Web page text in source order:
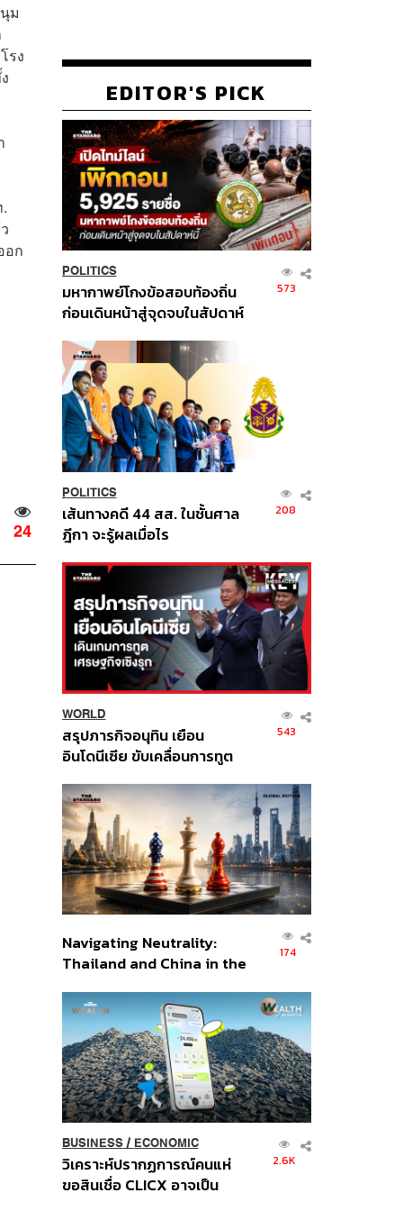
ม
รง
อก
24
EDITOR'S PICK
POLITICS
มหากาพย์โกงข้อสอบท้องถิ่น
ก่อนเดินหน้าสู่จุดจบในสัปดาห์
573
POLITICS
เส้นทางคดี 44 สส. ในชั้นศาล
ฎีกา จะรู้ผลเมื่อไร
208
WORLD
สรุปภารกิจอนุทิน เยือน
อินโดนีเซีย ขับเคลื่อนการทูต
ส่วนยุทธศาสตร์ไทย –
อินโดนีเซีย
543
Navigating Neutrality:
Thailand and China in the
Order
174
BUSINESS/ ECONOMIC
วิเคราะห์ปรากฏการณ์คนแห่
ขอสินเชื่อ CLICX อาจเป็น
2.6K